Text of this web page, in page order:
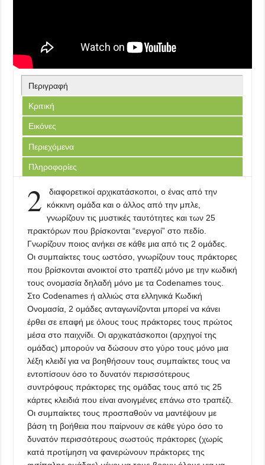
Περιγραφή
Κριτική
Εικόνες
Περιεχόμενα
Πληροφορίες
2
διαφορετικοί αρχικατάσκοποι, ο ένας από την
κόκκινη ομάδα και ο άλλος από την μπλε,
γνωρίζουν τις μυστικές ταυτότητες και των 25
πρακτόρων που βρίσκονται “ενεργοί” στο πεδίο.
Γνωρίζουν ποιος ανήκει σε κάθε μια από τις 2 ομάδες.
Οι συμπαίκτες τους ωστόσο, γνωρίζουν τους πράκτορες
που βρίσκονται ανοικτοί στο τραπέζι μόνο με την κωδική
τους ονομασία δηλαδή μόνο με τα Codenames τους.
Στο Codenames ή αλλιώς στα ελληνικά Κωδική
Ονομασία, 2 ομάδες ανταγωνίζονται μπορεί να κάνει
έρθει σε επαφή με όλους τους πράκτορες τους πρώτος
μέσα στο παιχνίδι. Οι αρχικατάσκοποι (αρχηγοί της
ομάδας) μπορούν να δώσουν στο γύρο τους μόνο μια
λέξη κλειδί για να βοηθήσουν τους συμπαίκτες τους να
εντοπίσουν όσο το δυνατόν περισσότερους
συντρόφους πράκτορες της ομάδας τους από τις 25
κάρτες κλειδιά που είναι ανοιγμένες επάνω στο τραπέζι.
Οι συμπαίκτες τους προσπαθούν να μαντέψουν με
βάση τη βοήθεια που παίρνουν σε κάθε γύρο όσο το
δυνατόν περισσότερους σωστούς πράκτορες (χωρίς
κατά προτίμηση να φανερώνουν πράκτορες της